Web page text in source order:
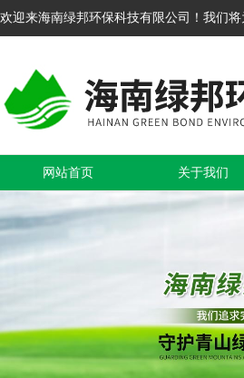
欢迎来海南绿邦环保科技有限公司！我们将
网站首页 关于我们